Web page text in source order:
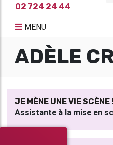
02 724 24 44
MENU
ADÈLE
JE MÈNE UNE VIE SCÈNE !
Assistante à la mise en